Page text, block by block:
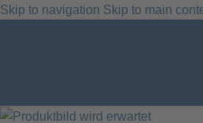
Skip to navigation Skip to main
Unser Angebot richtet sich